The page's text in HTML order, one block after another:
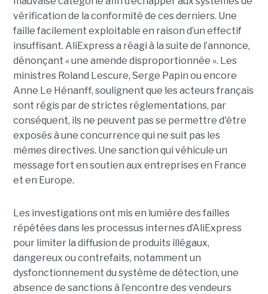
vérification de la conformité de ces derniers. Une
faille facilement exploitable en raison d’un effectif
insuffisant. AliExpress a réagi à la suite de l’annonce,
dénonçant « une amende disproportionnée ». Les
ministres Roland Lescure, Serge Papin ou encore
Anne Le Hénanff, soulignent que les acteurs français
sont régis par de strictes réglementations, par
conséquent, ils ne peuvent pas se permettre d'être
exposés à une concurrence qui ne suit pas les
mêmes directives. Une sanction qui véhicule un
message fort en soutien aux entreprises en France
et en Europe.
Les investigations ont mis en lumière des failles
répétées dans les processus internes d’AliExpress
pour limiter la diffusion de produits illégaux,
dangereux ou contrefaits, notamment un
dysfonctionnement du système de détection, une
absence de sanctions à l’encontre des vendeurs